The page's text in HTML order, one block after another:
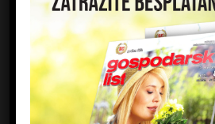
Uvjeti korištenja
Prijavite se na newsletter